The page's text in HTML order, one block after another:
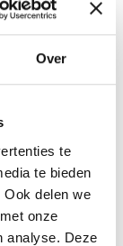
Over
te
te bieden
delen we
onze
analyse. Deze